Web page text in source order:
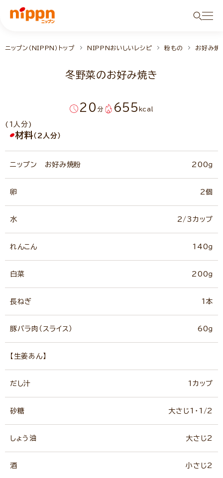
ニップン（NIPPN）トップ NIPPNおいしいレシピ 粉もの お好み焼
冬野菜のお好み焼き
20 分 655 kcal
(1人分)
材料（2人分）
ニップン お好み焼粉 200ｇ
卵 2個
水 2/3カップ
れんこん 140ｇ
白菜 200ｇ
長ねぎ 1本
豚バラ肉（スライス） 60ｇ
【生姜あん】
だし汁 1カップ
砂糖 大さじ1・1/2
しょう油 大さじ2
酒 小さじ2